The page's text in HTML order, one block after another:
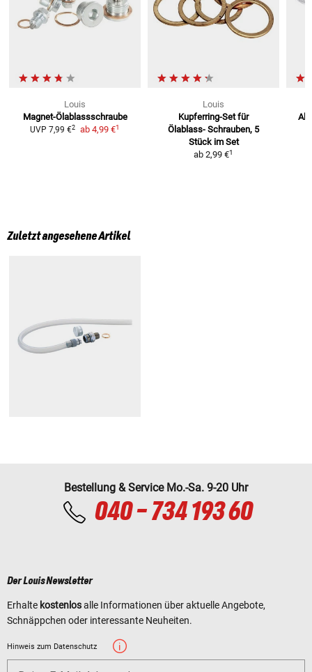
Louis
Magnet-Ölablassschraube
UVP 7,99 €2 ab 4,99 €1
Louis
Kupferring-Set für
Ölablass- Schrauben, 5
Stück im Set
ab 2,99 €1
Zuletzt angesehene Artikel
Bestellung & Service Mo.-Sa. 9-20 Uhr
040 - 734 193 60
Der Louis Newsletter
Erhalte kostenlosalle Informationen über aktuelle Angebote,
Schnäppchen oder interessante Neuheiten.
Hinweis zum Datenschutz